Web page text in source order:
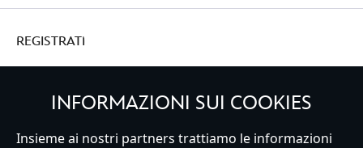
REGISTRATI
Italy
INFORMAZIONI SUI COOKIES
Insieme ai nostri partners trattiamo le informazioni